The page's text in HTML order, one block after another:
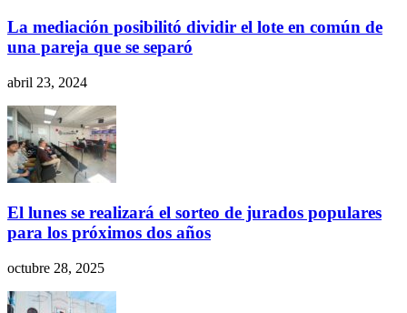
La mediación posibilitó dividir el lote en común de
una pareja que se separó
abril 23, 2024
El lunes se realizará el sorteo de jurados populares
para los próximos dos años
octubre 28, 2025